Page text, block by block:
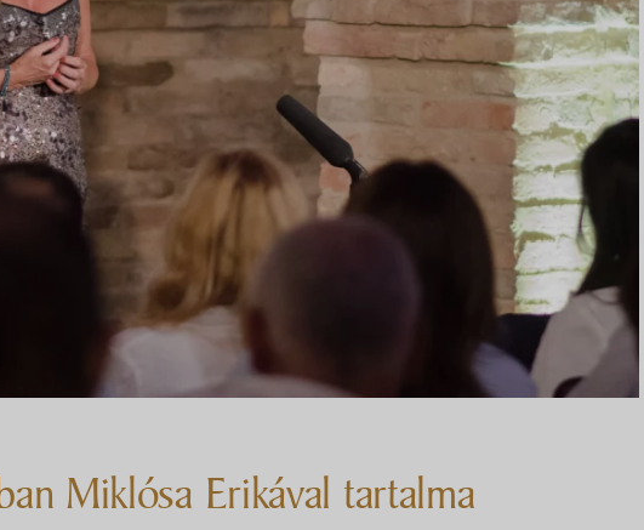
Miklósa Erikával tartalma